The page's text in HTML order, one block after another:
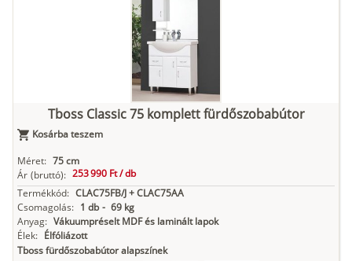
Tboss Classic 75 komplett fürdőszobabútor
Kosárba teszem
Méret: 75 cm
Ár (bruttó): 253 990 Ft /db
Termékkód: CLAC75FB/J + CLAC75AA
Csomagolás: 1 db - 69 kg
Anyag: Vákuumpréselt MDF és laminált lapok
Élek: Élfóliázott
Tboss fürdőszobabútor alapszínek